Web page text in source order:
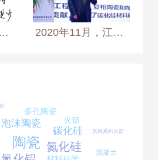
获 中国科学院科学技术进
获 中国科学院科学技术进
摄于上海硅酸盐研究所高性能陶瓷和超微结构国家重点实验室 摄影师：侯艺兵、王生生 2020年11月，江东亮院士在“第二届宁波碳化硅前沿研究青年科学家论坛（YEAR-SiC-2020）”上寄语青年学者和研究生。
陶瓷 氮化硅
泡沫陶瓷
碳化硅
多孔陶瓷
火箭
混凝土
东风系列火箭